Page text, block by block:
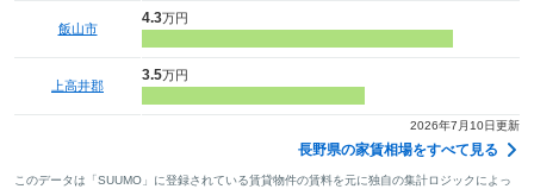
飯山市
4.3万円
上高井郡
3.5万円
2026年7月10日更新
長野県の家賃相場をすべて見る
このデータは「SUUMO」に登録されている賃貸物件の賃料を元に独自の集計ロジックによっ